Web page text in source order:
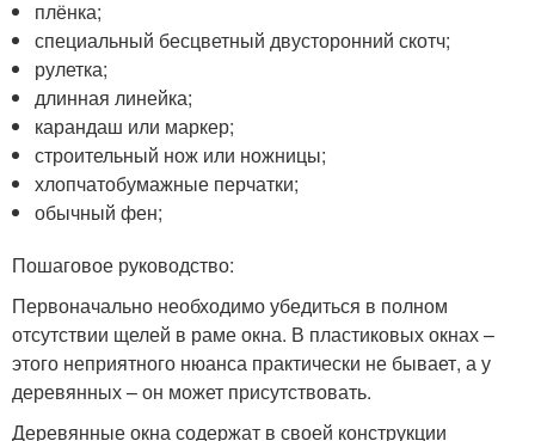
плёнка;
специальный бесцветный двусторонний скотч;
рулетка;
длинная линейка;
карандаш или маркер;
строительный нож или ножницы;
хлопчатобумажные перчатки;
обычный фен;
Пошаговое руководство:
Первоначально необходимо убедиться в полном
отсутствии щелей в раме окна. В пластиковых окнах –
этого неприятного нюанса практически не бывает, а у
деревянных – он может присутствовать.
Деревянные окна содержат в своей конструкции